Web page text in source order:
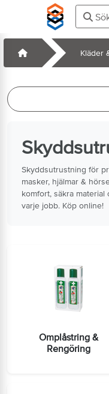
Hoppa till huvudinnehåll
Startsida Kläder
Skyddsutrustning för
masker, hjälmar &
komfort, säkra
varje jobb. Köp online!
Omplåstring &
Rengöring